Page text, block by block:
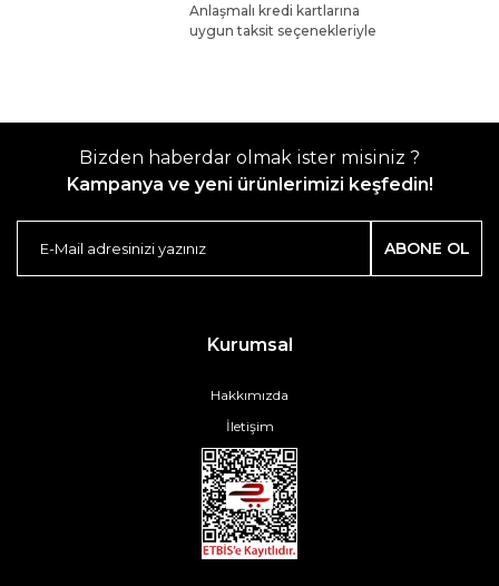
Anlaşmalı kredi kartlarına
uygun taksit seçenekleriyle
Bizden haberdar olmak ister misiniz ?
Kampanya ve yeni ürünlerimizi keşfedin!
ABONE OL
Kurumsal
Hakkımızda
İletişim